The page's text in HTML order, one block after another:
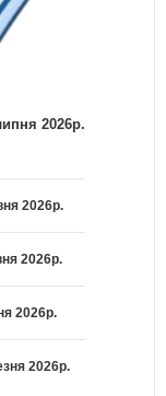
2026р.
2026р.
2026р.
2026р.
2026р.